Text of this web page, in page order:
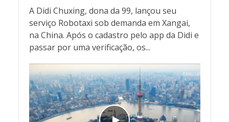
A Didi Chuxing, dona da 99, lançou seu
serviço Robotaxi sob demanda em Xangai,
na China. Após o cadastro pelo app da Didi e
passar por uma verificação, os...